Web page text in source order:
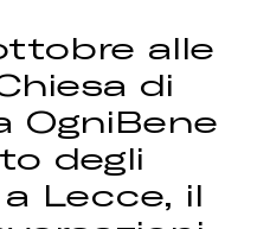
alle
di
OgniBene
degli
Lecce, il